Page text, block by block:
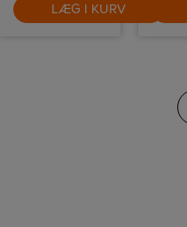
LÆG I KURV